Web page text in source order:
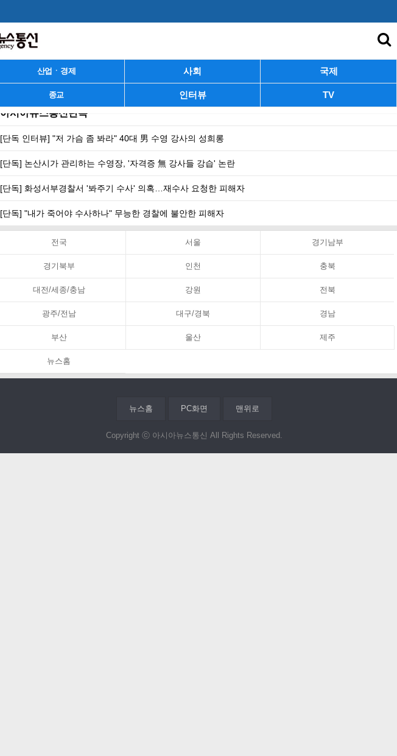
산업ㆍ경제 사회 국제
종교 인터뷰 TV
아시아뉴스통신단독
[단독 인터뷰] "저 가슴 좀 봐라" 40대 男 수영 강사의 성희롱
[단독] 논산시가 관리하는 수영장, '자격증 無 강사들 강습' 논란
[단독] 화성서부경찰서 '봐주기 수사' 의혹…재수사 요청한 피해자
[단독] "내가 죽어야 수사하나" 무능한 경찰에 불안한 피해자
전국 서울 경기남부
경기북부 인천 충북
대전/세종/충남 강원 전북
광주/전남 대구/경북 경남
부산 울산 제주
뉴스홈
뉴스홈 PC화면 맨위로
Copyright ⓒ 아시아뉴스통신 All Rights Reserved.